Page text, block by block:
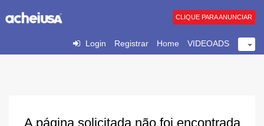
Login Registrar Home VIDEOADS
CLIQUE PARA ANUNCIAR
A página solicitada não foi encontrada